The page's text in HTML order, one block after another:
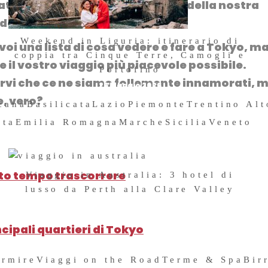
Weekend in Liguria: itinerario di
coppia tra Cinque Terre, Camogli e
Portofino
26 Maggio 2026
BasilicataLazioPiemonte Trentino
Emilia RomagnaMarche Sicilia Veneto
Viaggio in Australia: 3 hotel di
lusso da Perth alla Clare Valley
Viaggi on the Road Terme & Spa
quindidedicare ogni giorno della nostra
zona.
una lista di cosa vedere e fare a Tokyo, ma
il vostro viaggio più piacevole possibile.
che ce ne siamo follemente innamorati,
vero?
tempo trascorrere
quartieri di Tokyo